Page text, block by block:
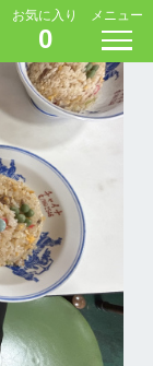
お気に入り
0
メニュー